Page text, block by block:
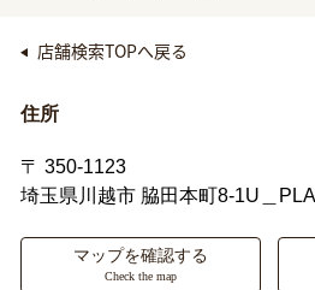
店舗検索TOPへ戻る
住所
〒 350-1123
埼玉県川越市 脇田本町8-1U＿
マップを確認する
Check the map